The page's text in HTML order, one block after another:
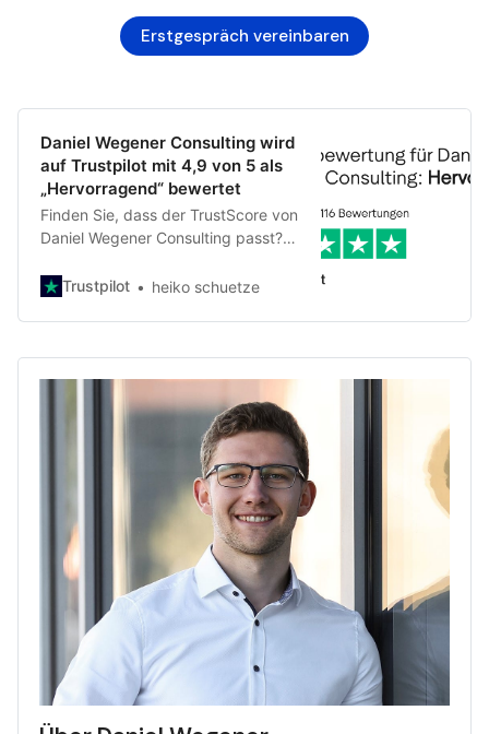
Erstgespräch vereinbaren
Daniel Wegener Consulting wird
auf Trustpilot mit 4,9 von 5 als
„Hervorragend“ bewertet
Finden Sie, dass der TrustScore von
Daniel Wegener Consulting passt?
und lesen Sie die Bewertungen von
Trustpilot heiko schuetze